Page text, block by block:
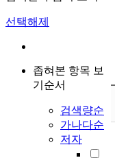
선택해제
좁혀본 항목 보
기순서
검색량순
가나다순
저자